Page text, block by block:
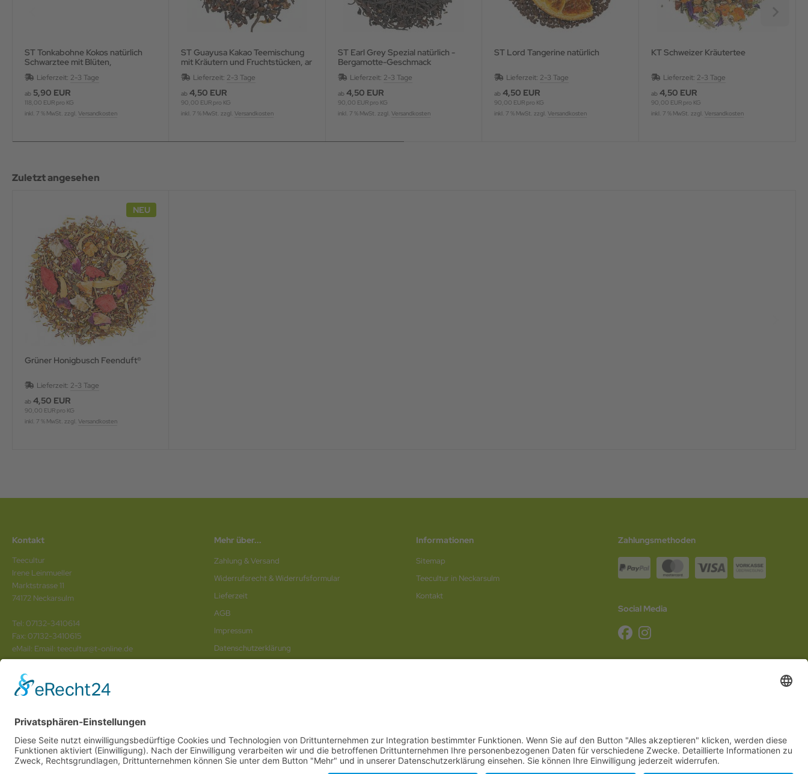
ST Tonkabohne Kokos natürlich
Schwarztee mit Blüten,
aromatisiert
Lieferzeit: 2-3 Tage
ab 5,90 EUR
118,00 EUR pro KG
inkl. 7 % MwSt. zzgl. Versandkosten
ST Guayusa Kakao Teemischung
mit Kräutern und Fruchtstücken, ar
Lieferzeit: 2-3 Tage
ab 4,50 EUR
90,00 EUR pro KG
inkl. 7 % MwSt. zzgl.Versandkosten
ST Earl Grey Spezial natürlich -
Bergamotte-Geschmack
Lieferzeit: 2-3 Tage
ab 4,50 EUR
90,00 EUR pro KG
inkl. 7 % MwSt. zzgl. Versandkosten
ST Lord Tangerine natürlich
Lieferzeit: 2-3 Tage
ab 4,50 EUR
90,00 EUR pro KG
inkl. 7 % MwSt. zzgl.Versandkosten
KT Schweizer Kräutertee
Lieferzeit: 2-3 Tage
ab 4,50 EUR
90,00 EUR pro KG
inkl. 7 % MwSt. zzgl. Versandkosten
Zuletzt angesehen
NEU
Grüner Honigbusch Feenduft®
Lieferzeit: 2-3 Tage
ab 4,50 EUR
90,00 EUR pro KG
inkl. 7 % MwSt. zzgl. Versandkosten
Kontakt
Teecultur
Irene Leinmueller
Marktstrasse 11
74172 Neckarsulm
Tel: 07132-3410614
Fax: 07132-3410615
eMail: Email: teecultur@t-online.de
Mehr über...
Zahlung & Versand
Widerrufsrecht & Widerrufsformular
Lieferzeit
AGB
Impressum
Datenschutz­erklärung
Informationen
Sitemap
Teecultur in Neckarsulm
Kontakt
Zahlungsmethoden
Social Media
Anhalt,BrandenburgundBerlin. Online Tee kaufen Sie bei uns auch inHeilbronn,Neckarsulm ,Ludwigsburg , Stuttgart, München,Potsdam,Bremen,Hamburg Wiesbaden, Schwerin,Hannover ,Düsseldorf ,Mainz,SaarbrückenoderDresden,Magdeburgund Erfurt.